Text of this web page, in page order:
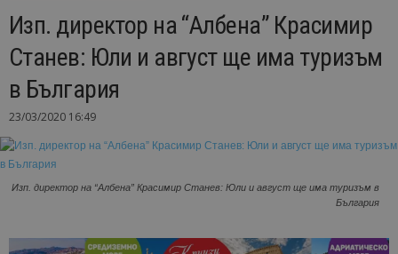
Изп. директор на “Албена” Красимир
Станев: Юли и август ще има туризъм
в България
23/03/2020 16:49
Изп. директор на “Албена” Красимир Станев: Юли и август ще има туризъм в
България